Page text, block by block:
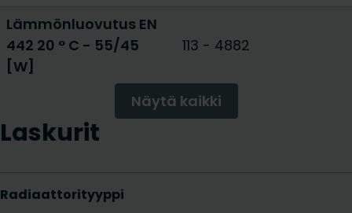
Lämmönluovutus EN
442 20 ° C - 55/45
[W]
113 - 4882
Näytä kaikki
Laskurit